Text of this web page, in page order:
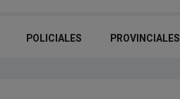
POLICIALES PROVINCIALES